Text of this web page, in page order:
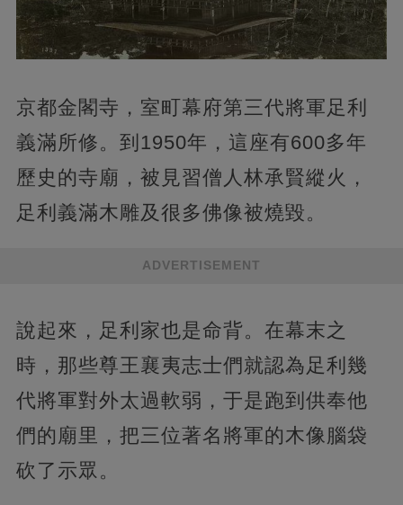
京都金閣寺，室町幕府第三代將軍足利
義滿所修。到1950年，這座有600多年
歷史的寺廟，被見習僧人林承賢縱火，
足利義滿木雕及很多佛像被燒毀。
ADVERTISEMENT
說起來，足利家也是命背。在幕末之
時，那些尊王襄夷志士們就認為足利幾
代將軍對外太過軟弱，于是跑到供奉他
們的廟里，把三位著名將軍的木像腦袋
砍了示眾。